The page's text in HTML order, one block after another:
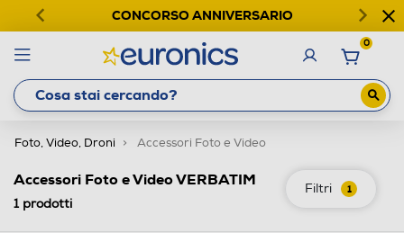
CONCORSO ANNIVERSARIO
0
Foto, Video, Droni Accessori Foto e Video
Filtri 1
Accessori Foto e Video VERBATIM
1prodotti